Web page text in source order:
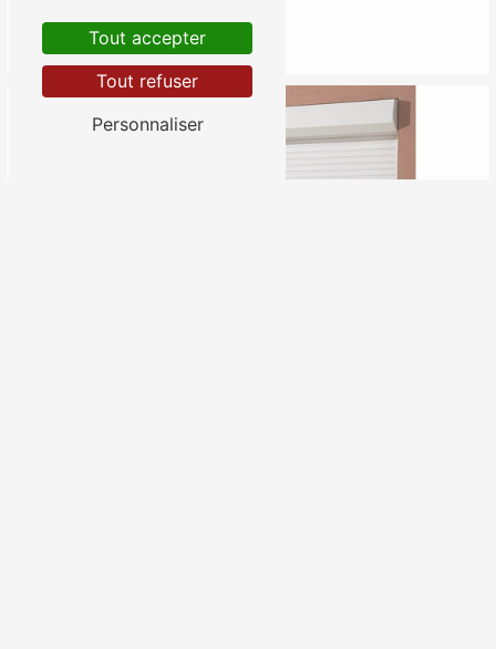
Tout accepter
Tout refuser
Personnaliser